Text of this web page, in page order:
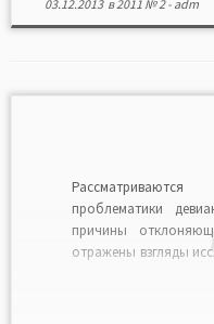
03.12.2013в2011 № 2- adm
проблематики
причины
отражены взгляды